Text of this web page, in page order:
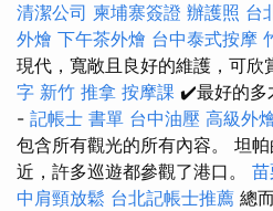
清潔公司 柬埔寨簽證 辦護照 台
外燴 下午茶外燴 台中泰式按摩
現代，寬敞且良好的維護，可欣
字 新竹 推拿 按摩課 ✔️最好的多
- 記帳士 書單 台中油壓 高級外
包含所有觀光的所有內容。 坦
近，許多巡遊都參觀了港口。
中肩頸放鬆 台北記帳士推薦 總